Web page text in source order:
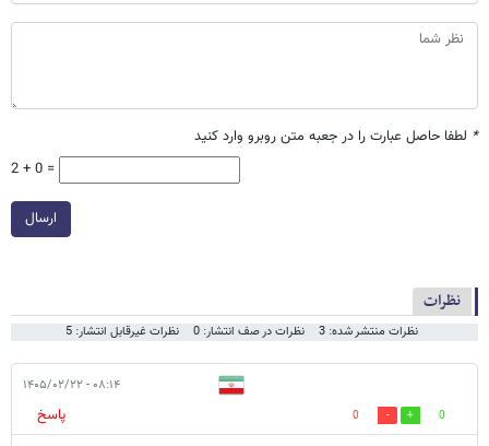
* لطفا حاصل عبارت را در جعبه متن روبرو وارد کنید
2 + 0 =
ارسال
نظرات
نظرات منتشر شده: 3 نظرات در صف انتشار: 0 نظرات غیرقابل انتشار: 5
۰۸:۱۴ - ۱۴۰۵/۰۲/۲۲
0
0
پاسخ